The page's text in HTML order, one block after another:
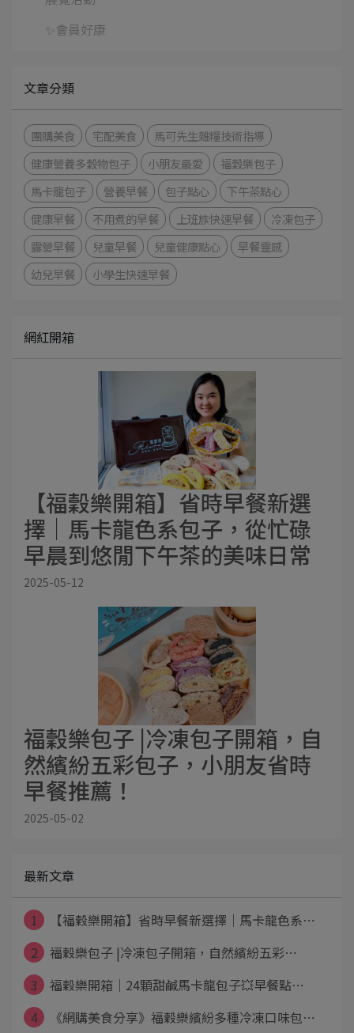
✨會員好康
文章分類
團購美食 宅配美食
馬可先生雜糧技術指導
健康營養多穀物包子
小朋友最愛
福穀樂包子
馬卡龍包子
營養早餐 包子點心
下午茶點心
健康早餐
不用煮的早餐 上班族快速早餐
冷凍包子
露營早餐
兒童早餐 兒童健康點心
早餐靈感
幼兒早餐
小學生快速早餐
網紅開箱
【福穀樂開箱】省時早餐新選
擇｜馬卡龍色系包子，從忙碌
早晨到悠閒下午茶的美味日常
2025-05-12
福穀樂包子 |冷凍包子開箱，自
然繽紛五彩包子，小朋友省時
早餐推薦！
2025-05-02
最新文章
1
【福穀樂開箱】省時早餐新選擇｜馬卡龍色系⋯
2
福穀樂包子 |冷凍包子開箱，自然繽紛五彩⋯
3
福穀樂開箱｜24顆甜鹹馬卡龍包子💥早餐點⋯
4
《網購美食分享》福穀樂繽紛多種冷凍口味包⋯